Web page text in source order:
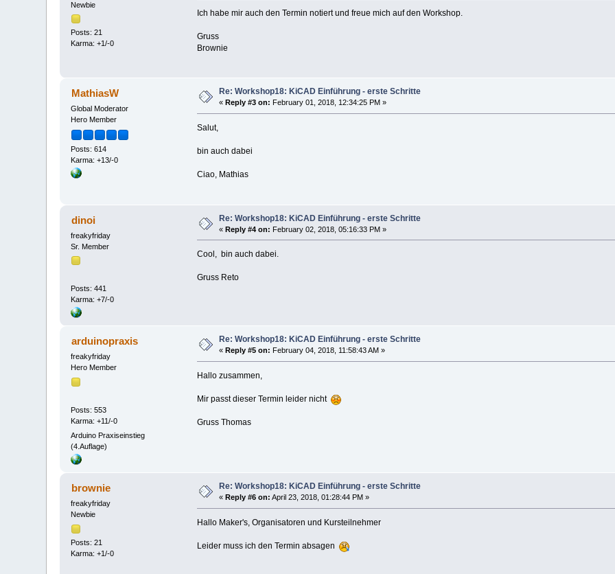
Newbie
Posts: 21
Karma: +1/-0
Ich habe mir auch den Termin notiert und freue mich auf den Workshop.
Gruss
Brownie
MathiasW
Global Moderator
Hero Member
Posts: 614
Karma: +13/-0
Re: Workshop18: KiCAD Einführung - erste Schritte
« Reply #3 on: February 01, 2018, 12:34:25 PM »
Salut,
bin auch dabei
Ciao, Mathias
dinoi
freakyfriday
Sr. Member
Posts: 441
Karma: +7/-0
Re: Workshop18: KiCAD Einführung - erste Schritte
«Reply #4 on: February 02, 2018, 05:16:33 PM »
Cool, bin auch dabei.
Gruss Reto
arduinopraxis
freakyfriday
Hero Member
Posts: 553
Karma: +11/-0
Arduino Praxiseinstieg
(4.Auflage)
Re: Workshop18: KiCAD Einführung - erste Schritte
« Reply #5 on: February 04, 2018, 11:58:43 AM »
Hallo zusammen,
Mir passt dieser Termin leider nicht
Gruss Thomas
brownie
freakyfriday
Newbie
Posts: 21
Karma: +1/-0
Re: Workshop18: KiCAD Einführung - erste Schritte
« Reply #6 on: April 23, 2018, 01:28:44 PM »
Hallo Maker's, Organisatoren und Kursteilnehmer
Leider muss ich den Termin absagen